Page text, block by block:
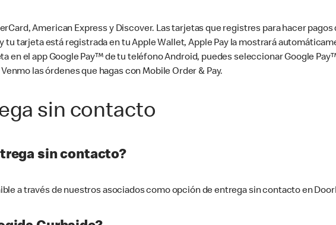
American Express y Discover. Las tarjetas que registres para hacer
tu tarjeta está registrada en tu Apple Wallet, Apple Pay la mostrará
en el app Google Pay™ de tu teléfono Android, puedes seleccionar Google
las órdenes que hagas con Mobile Order & Pay.
sin contacto
sin contacto?
a través de nuestros asociados como opción de entrega sin contacto en